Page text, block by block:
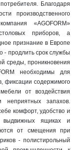
Благодаря
производственного
«AGOFORM»
приборов, а
признание в Европе
- продлить срок службы
среды, проникновения
необходимы для
фиксации содержимого
от воздействия
неприятных запахов.
комфорт, удобство и
ящиках и
от смещения при
- полистирольный